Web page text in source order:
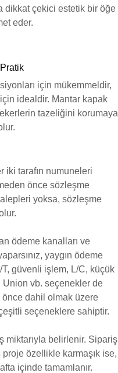
dikkat çekici estetik bir öğe
eder.
için mükemmeldir,
idealdir. Mantar kapak
tazeliğini korumaya
iki tarafın numuneleri
önce sözleşme
yoksa, sözleşme
ödeme kanalları ve
yaygın ödeme
güvenli işlem, L/C, küçük
Union vb. seçenekler de
dahil olmak üzere
seçeneklere sahiptir.
miktarıyla belirlenir. Sipariş
özellikle karmaşık ise,
içinde tamamlanır.